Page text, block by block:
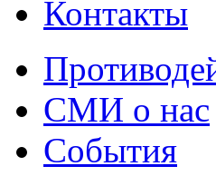
Контакты
СМИ о нас
События